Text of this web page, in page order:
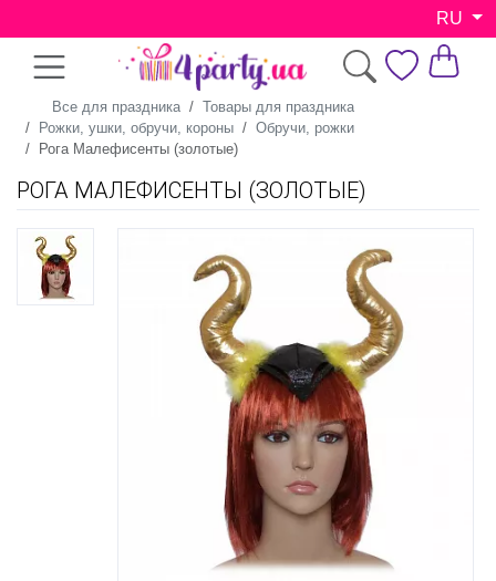
RU
Все для праздника
Товары для праздника
Рожки, ушки, обручи, короны
Обручи, рожки
Рога Малефисенты (золотые)
РОГА МАЛЕФИСЕНТЫ (ЗОЛОТЫЕ)